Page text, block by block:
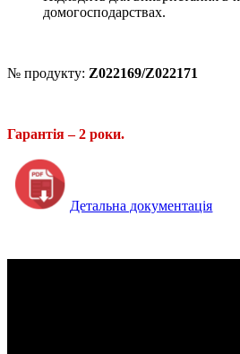
домогосподарствах.
№ продукту: Z022169/Z022171
Гарантія – 2 роки.
Детальна документація